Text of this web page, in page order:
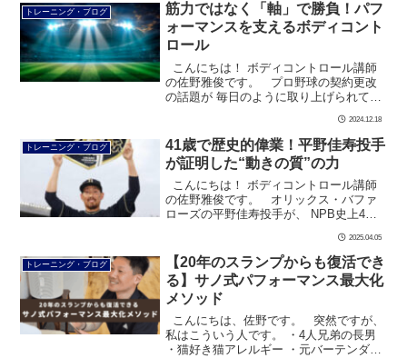
トレーニング・ブログ
筋力ではなく「軸」で勝負！パフ
ォーマンスを支えるボディコント
ロール
こんにちは！ ボディコントロール講師
の佐野雅俊です。 プロ野球の契約更改
の話題が 毎日のように取り上げられてい
ダウンなど、 1年間の成績がシビ […]2024.12.18
トレーニング・ブログ
41歳で歴史的偉業！平野佳寿投手
が証明した“動きの質”の力
こんにちは！ ボディコントロール講師
の佐野雅俊です。 オリックス・バファ
ローズの平野佳寿投手が、 NPB史上4人
2025.04.05
トレーニング・ブログ
【20年のスランプからも復活でき
る】サノ式パフォーマンス最大化
メソッド
こんにちは、佐野です。 突然ですが、
私はこういう人です。 ・4人兄弟の長男
・猫好き猫アレルギー ・元バーテンダー